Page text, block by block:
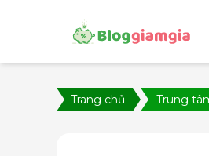
Trang chủ Trung